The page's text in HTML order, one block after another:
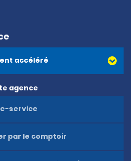
accéléré
agence
service
par le comptoir